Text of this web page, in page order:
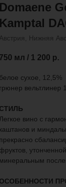
Domaene
Kamptal
Австрия, Нижняя
750 мл / 1 200 р.
белое сухое, 12,5%
грюнер вельтлинер
СТИЛЬ
Легкое вино с
каштанов и
прекрасно
фруктов,
минеральным
ОСОБЕННОСТИ